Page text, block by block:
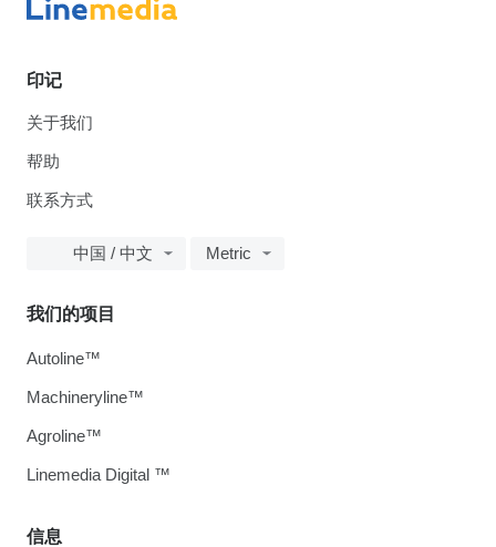
印记
关于我们
帮助
联系方式
中国 / 中文 Metric
信息
我们的项目
Autoline™
Machineryline™
Agroline™
Linemedia Digital ™